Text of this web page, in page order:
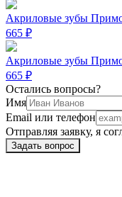
Акриловые зубы
665 ₽
Акриловые зубы
665 ₽
Остались вопросы?
Имя
Email или телефон
Отправляя заявку, я